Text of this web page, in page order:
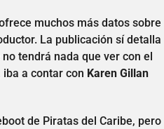
muchos más datos sobre
La publicación sí detalla
tendrá nada que ver con el
a contar con Karen Gillan
de Piratas del Caribe, pero